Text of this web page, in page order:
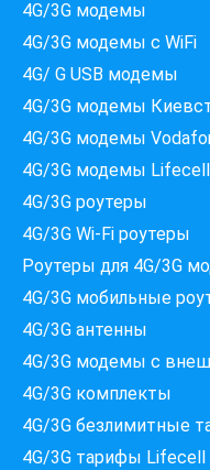
4G/3G модемы
4G/3G модемы с WiFi
4G/ G USB модемы
4G/3G модемы
4G/3G модемы
4G/3G модемы Lifecell
4G/3G роутеры
4G/3G Wi-Fi роутеры
Роутеры для 4G/3G
4G/3G мобильные
4G/3G антенны
4G/3G модемы c
4G/3G комплекты
4G/3G безлимитные
4G/3G тарифы Lifecell
Якіза
Перевірте 375+